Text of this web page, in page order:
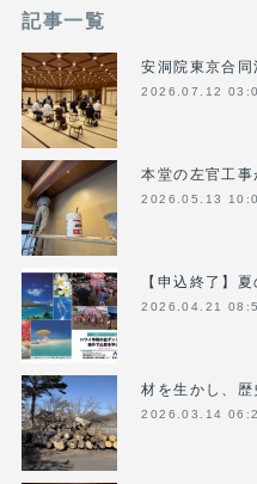
記事一覧
安洞院東京合同
2026.07.12
本堂の左官工
2026.05.13
【申込終了】
2026.04.21
材を生かし、
2026.03.14